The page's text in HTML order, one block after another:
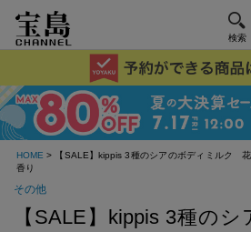
検索
HOME > 【SALE】kippis 3種のシアのボディミルク
香り
その他
【SALE】kippis 3種の